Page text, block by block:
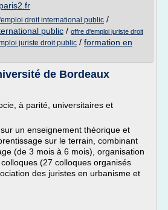
droit international public /
public / offre d'emploi juriste droit
juriste droit public / formation en
de Bordeaux
à parité, universitaires et
un enseignement théorique et
sur le terrain, combinant
(de 3 mois à 6 mois), organisation
(27 colloques organisés
des juristes en urbanisme et